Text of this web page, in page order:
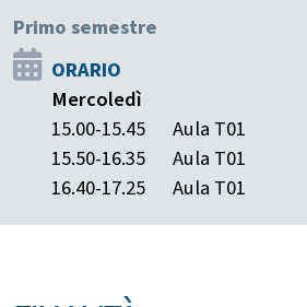
Primo semestre
ORARIO
Mercoledì
15.00-15.45
Aula T01
15.50-16.35
Aula T01
16.40-17.25
Aula T01